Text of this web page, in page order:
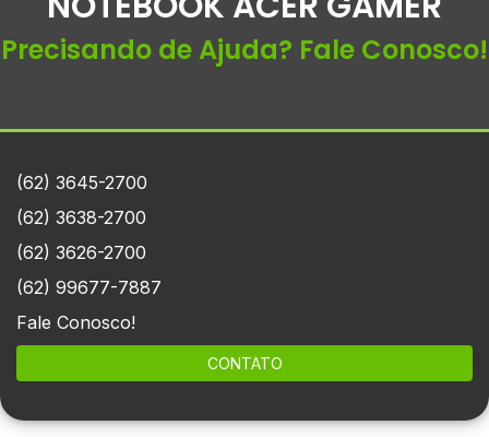
Precisando de Ajuda? Fale Conosco!
(62) 3645-2700
(62) 3638-2700
(62) 3626-2700
(62) 99677-7887
Fale Conosco!
CONTATO